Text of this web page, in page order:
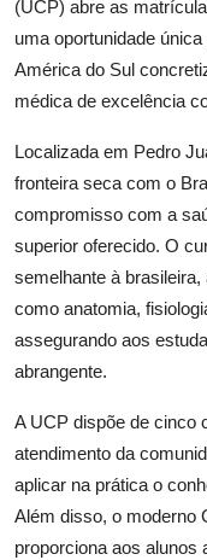
(UCP) abre as
uma oportunidade
América do Sul
médica de excelência
Localizada em Pedro
fronteira seca com o
compromisso com a
superior oferecido. O
semelhante à
como anatomia,
assegurando aos
abrangente.
A UCP dispõe de cinco
atendimento da
aplicar na prática o
Além disso, o moderno
proporciona aos alunos